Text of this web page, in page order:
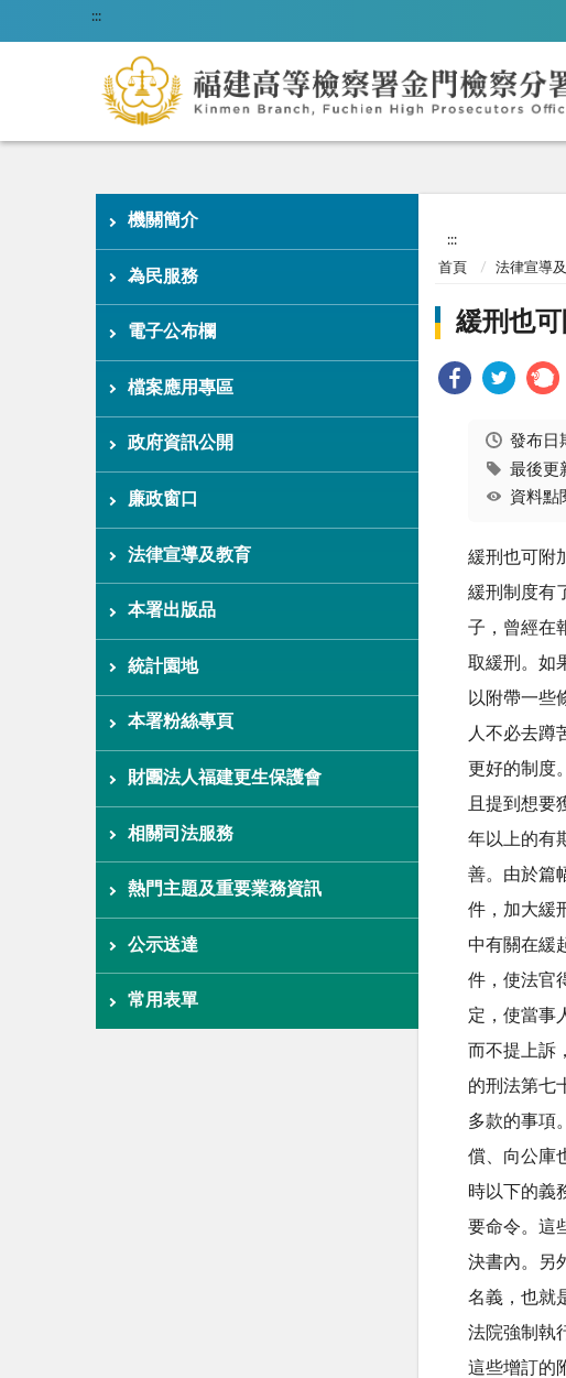
:::
機關簡介
為民服務
電子公布欄
檔案應用專區
政府資訊公開
廉政窗口
法律宣導及教育
本署出版品
統計園地
本署粉絲專頁
財團法人福建更生保護會
相關司法服務
熱門主題及重要業務資訊
公示送達
常用表單
:::
首頁 法律宣導
緩刑也
發布日
最後更
資料點
緩刑也可附
緩刑制度有
子，曾經在
取緩刑。如
以附帶一些
人不必去蹲
更好的制度
且提到想要
年以上的有
善。由於篇
件，加大緩
中有關在緩
件，使法官
定，使當事
而不提上訴
的刑法第七
多款的事項
償、向公庫
時以下的義
要命令。這
決書內。另
名義，也就
法院強制執
這些增訂的